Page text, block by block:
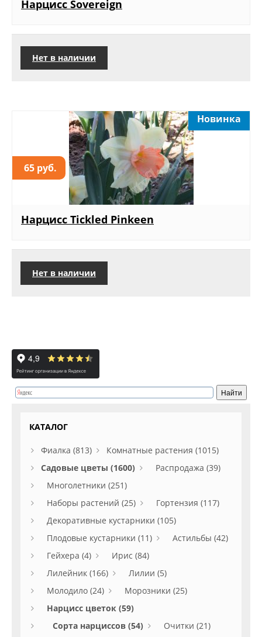
Нарцисс Sovereign
Нет в наличии
65 руб.
Новинка
Нарцисс Tickled Pinkeen
Нет в наличии
КАТАЛОГ
Фиалка (813)
Комнатные растения (1015)
Садовые цветы (1600)
Распродажа (39)
Многолетники (251)
Наборы растений (25)
Гортензия (117)
Декоративные кустарники (105)
Плодовые кустарники (11)
Астильбы (42)
Гейхера (4)
Ирис (84)
Лилейник (166)
Лилии (5)
Молодило (24)
Морозники (25)
Нарцисс цветок (59)
Сорта нарциссов (54)
Очитки (21)